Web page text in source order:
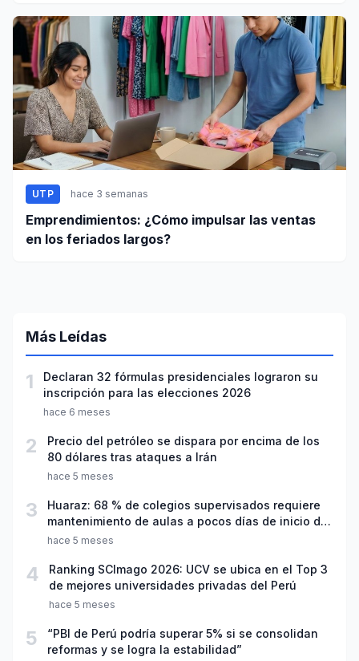
UTP hace 3 semanas
Emprendimientos: ¿Cómo impulsar las ventas
en los feriados largos?
Más Leídas
1
Declaran 32 fórmulas presidenciales lograron su
inscripción para las elecciones 2026
hace 6 meses
2
Precio del petróleo se dispara por encima de los
80 dólares tras ataques a Irán
hace 5 meses
3
Huaraz: 68 % de colegios supervisados requiere
mantenimiento de aulas a pocos días de inicio del
año escolar 2026
hace 5 meses
4
Ranking SCImago 2026: UCV se ubica en el Top 3
de mejores universidades privadas del Perú
hace 5 meses
5
“PBI de Perú podría superar 5% si se consolidan
reformas y se logra la estabilidad”